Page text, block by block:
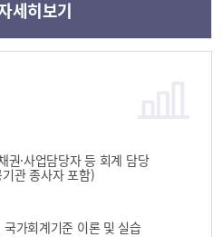
세히보기
권·사업담당자 등 회계 담당
관 종사자 포함)
가회계기준 이론 및 실습